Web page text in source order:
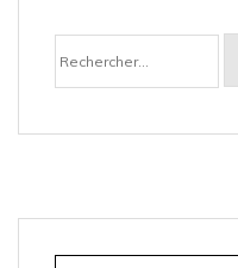
i
a
Rechercher :
Adresse e-mail